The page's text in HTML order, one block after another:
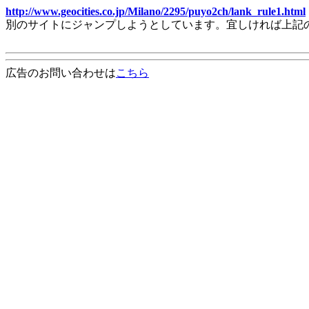
http://www.geocities.co.jp/Milano/2295/puyo2ch/lank_rule1.html
別のサイトにジャンプしようとしています。宜しければ上
広告のお問い合わせはこちら